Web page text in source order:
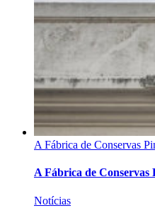
A Fábrica de Conservas
A Fábrica de Conservas
Notícias